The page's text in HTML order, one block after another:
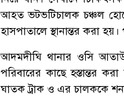
আহত ভটভটিচালক চঞ্চল
হাসপাতালে স্থানান্তর করা
আদমদীঘি থানার ওসি
পরিবারের কাছে হস্তান্তর
ঘাতক ট্রাক ও এর চালককে